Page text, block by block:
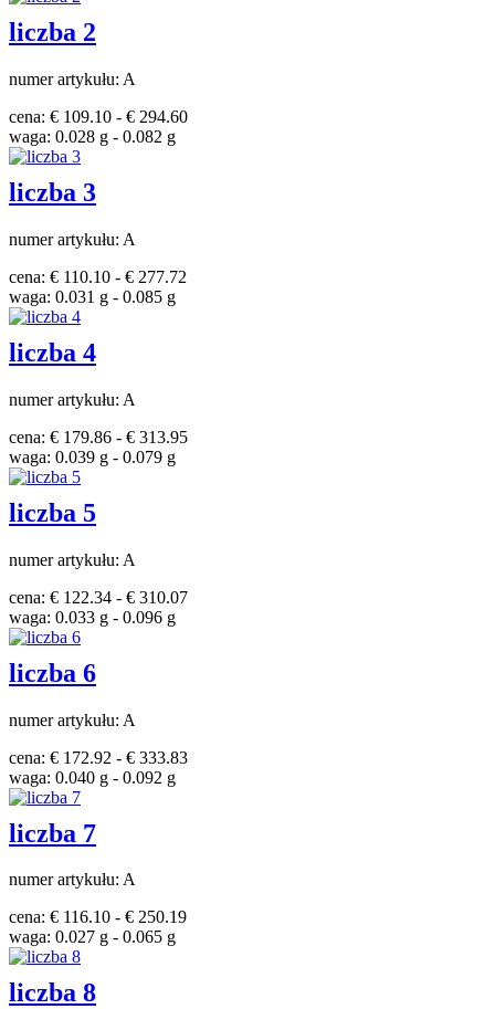
liczba 2
numer artykułu: A
cena: € 109.10 - € 294.60
waga: 0.028 g - 0.082 g
liczba 3
numer artykułu: A
cena: € 110.10 - € 277.72
waga: 0.031 g - 0.085 g
liczba 4
numer artykułu: A
cena: € 179.86 - € 313.95
waga: 0.039 g - 0.079 g
liczba 5
numer artykułu: A
cena: € 122.34 - € 310.07
waga: 0.033 g - 0.096 g
liczba 6
numer artykułu: A
cena: € 172.92 - € 333.83
waga: 0.040 g - 0.092 g
liczba 7
numer artykułu: A
cena: € 116.10 - € 250.19
waga: 0.027 g - 0.065 g
liczba 8